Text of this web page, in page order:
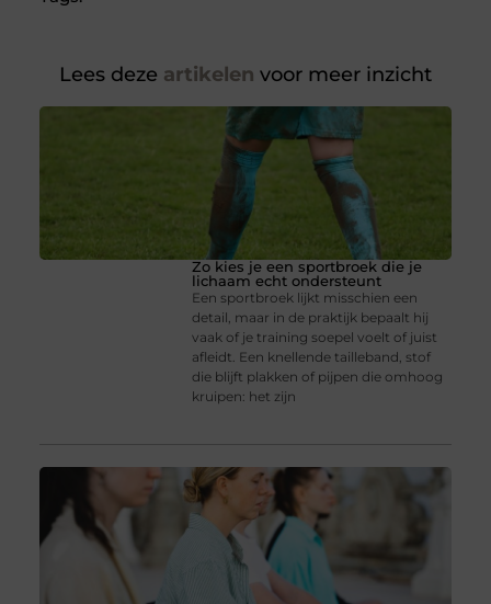
Lees deze artikelen voor meer inzicht
Zo kies je een sportbroek die je
lichaam echt ondersteunt
Een sportbroek lijkt misschien een
detail, maar in de praktijk bepaalt hij
vaak of je training soepel voelt of juist
afleidt. Een knellende tailleband, stof
die blijft plakken of pijpen die omhoog
kruipen: het zijn